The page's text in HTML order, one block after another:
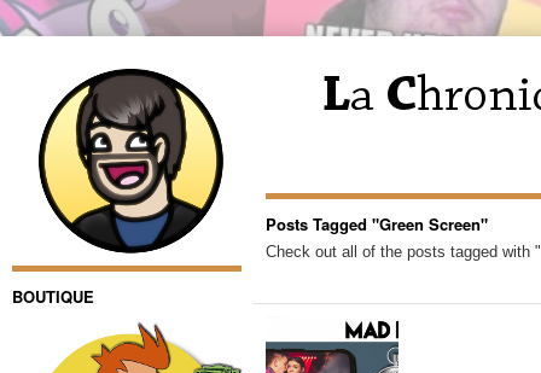
BOUTIQUE
Posts Tagged "Green Screen"
Check out all of the posts tagged with